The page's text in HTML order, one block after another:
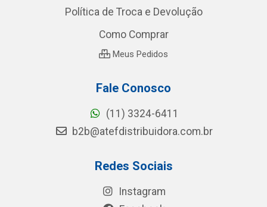
Política de Troca e Devolução
Como Comprar
Meus Pedidos
Fale Conosco
(11) 3324-6411
b2b@atefdistribuidora.com.br
Redes Sociais
Instagram